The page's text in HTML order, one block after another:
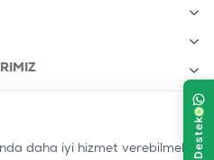
daha iyi hizmet verebilmek